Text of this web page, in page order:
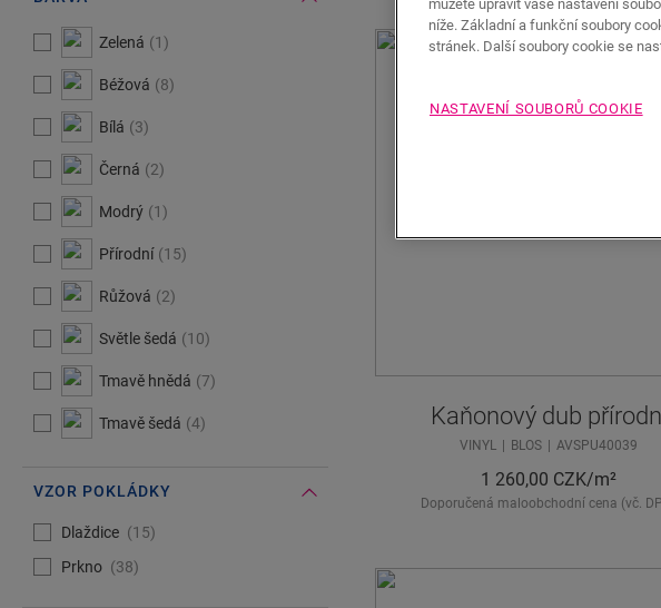
#Select#Barva
Zelená 1
Béžová 8
Bílá 3
Černá 2
Modrý 1
Přírodní 15
Růžová 2
Světle šedá 10
Tmavě hnědá 7
Tmavě šedá 4
VZOR POKLÁDKY
#Select#Vzor pokládky
Dlaždice
15
Prkno
38
Kaňonový dub
VINYL BLOS AVSPU40039
1 260,00 CZK/m²
Doporučená maloobchodní cena (vč.
můžete upravit vaše nastavení
níže. Základní a funkční soubory
stránek. Další soubory cookie se
NASTAVENÍ SOUBORŮ COOKIE